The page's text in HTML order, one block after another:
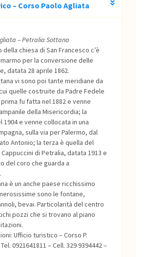
– Corso Paolo Agliata
– Petralia Sottana
chiesa di San Francesco c’è
per la conversione delle
datata 28 aprile 1862.
vi sono poi tante meridiane da
quelle costruite da Padre Fedele
prima fu fatta nel 1882 e venne
della Misericordia; la
1904 e venne collocata in una
sulla via per Palermo, dal
Antonio; la terza è quella del
di Petralia, datata 1913 e
del coro che guarda a
è un anche paese ricchissimo
sono le fontane,
bevai. Particolarità del centro
pozzi che si trovano al piano
Ufficio turistico – Corso P.
0921641811 – Cell. 329 9394442 –